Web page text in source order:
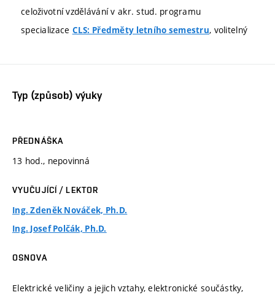
celoživotní vzdělávání v akr. stud. programu
specializace CLS: Předměty letního semestru, volitelný
Typ (způsob) výuky
PŘEDNÁŠKA
13 hod., nepovinná
VYUČUJÍCÍ / LEKTOR
Ing. Zdeněk Nováček, Ph.D.
Ing. Josef Polčák, Ph.D.
OSNOVA
Elektrické veličiny a jejich vztahy, elektronické součástky,